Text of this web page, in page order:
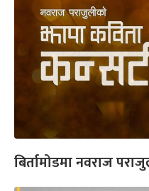
बिर्तामोडमा नवराज